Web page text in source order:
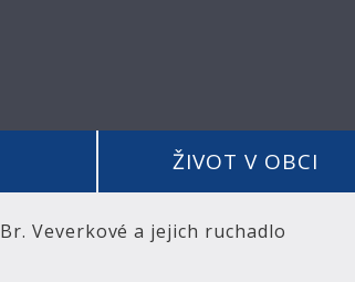
ŽIVOT V OBCI
Br. Veverkové a jejich ruchadlo